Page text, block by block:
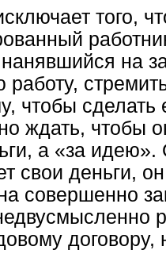
того,
на
чтобы
ждать, чтобы
а «за идею».
свои деньги,
совершенно
договору,